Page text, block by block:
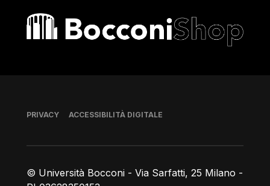
Bocconi shop
© Università Bocconi - Via Sarfatti, 25 Milano -
Piè di pagina
PRIVACY ACCESSIBILITÀ DIGITALE